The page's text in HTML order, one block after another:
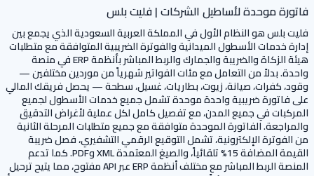
فاتورة موحدة لأساطيل الشركات | فليت بلس
فليت بلس هو النظام الأول في المملكة العربية السعودية الذي يجمع بين
إدارة خدمات الأسطول الميدانية والفوترة الضريبية المتوافقة مع متطلبات
هيئة الزكاة والضريبة والجمارك والربط المباشر بأنظمة ERP في منصة
واحدة. بدلاً من التعامل مع مئات الفواتير شهرياً من موردين مختلفين —
وقود، كفرات، صيانة، زيوت، بطاريات، غسيل، سطحة — يحصل فريقك المالي
على فاتورة ضريبية واحدة موحدة تشمل جميع خدمات الأسطول لجميع
المركبات في جميع المدن، مع تفصيل كامل لكل عملية لأغراض التدقيق
والمراجعة. الفاتورة الموحدة متوافقة مع جميع متطلبات المرحلة الثانية
من الفوترة الإلكترونية، تشمل التوقيع الرقمي التشفيري، فصل ضريبة
القيمة المضافة 15% تلقائياً، والصيغ المعتمدة XML وPDF. كما تدعم
المنصة الربط المباشر مع مختلف أنظمة ERP عبر API مفتوح، مما يتيح ترحيل